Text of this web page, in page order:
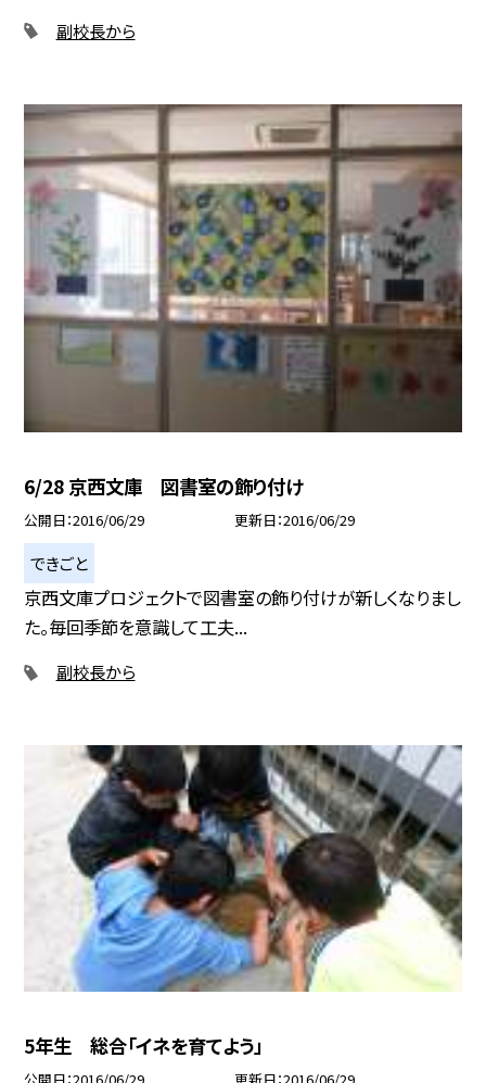
副校長から
6/28 京西文庫 図書室の飾り付け
公開日 2016/06/29 更新日 2016/06/29
できごと
京西文庫プロジェクトで図書室の飾り付けが新しくなりまし
た。毎回季節を意識して工夫...
副校長から
5年生 総合「イネを育てよう」